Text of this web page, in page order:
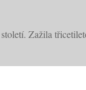
Zažila